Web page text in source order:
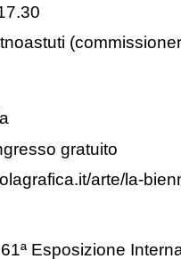
gratuito
arte/la-
Esposizione